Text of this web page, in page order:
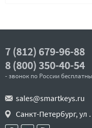
7 (812) 679-96-88
8 (800) 350-40-54
- звонок по России
sales@smartkeys.ru
Санкт-Петербург, ул